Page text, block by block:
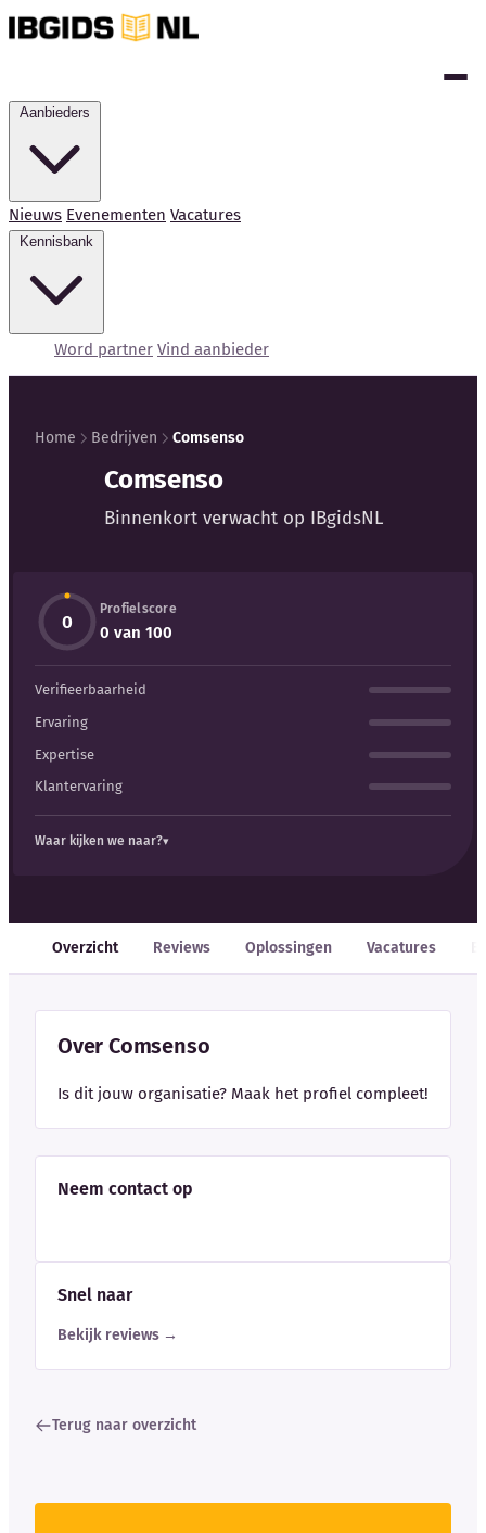
Nieuws Evenementen Vacatures
Word partner Vind aanbieder
Externe bronnen
Woordenboek
Auteurs
Home Bedrijven Comsenso
Comsenso
Binnenkort verwacht op IBgidsNL
0
Profielscore
0 van 100
Verifieerbaarheid
Ervaring
Expertise
Klantervaring
Waar kijken we naar?
Overzicht Reviews Oplossingen Vacatures
Over Comsenso
Is dit jouw organisatie? Maak het profiel compleet!
Neem contact op
Snel naar
Bekijk reviews →
Terug naar overzicht